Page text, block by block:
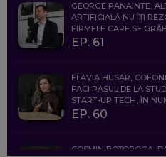
GEORGE PANAINTE,
ARTIFICIALĂ NU ÎȚI
FIRMELE CARE SE
EP. 61
FLAVIA HUSAR,
FACI PASUL DE LA
START-UP TECH, ÎN
EP. 60
COSMIN BOȚOROGA,